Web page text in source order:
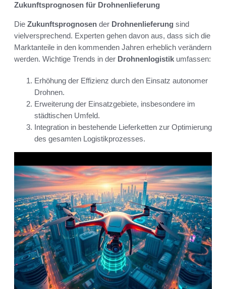
Zukunftsprognosen für Drohnenlieferung
Die Zukunftsprognosen der Drohnenlieferung sind
vielversprechend. Experten gehen davon aus, dass sich die
Marktanteile in den kommenden Jahren erheblich verändern
werden. Wichtige Trends in der Drohnenlogistik umfassen:
Erhöhung der Effizienz durch den Einsatz autonomer
Drohnen.
Erweiterung der Einsatzgebiete, insbesondere im
städtischen Umfeld.
Integration in bestehende Lieferketten zur Optimierung
des gesamten Logistikprozesses.